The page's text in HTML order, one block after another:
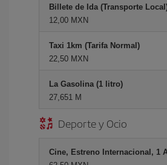
Billete de Ida (Transporte
12,00 MXN
Taxi 1km (Tarifa Normal)
22,50 MXN
La Gasolina (1 litro)
27,651 M
Deporte y Ocio
Cine, Estreno Internacional, 1